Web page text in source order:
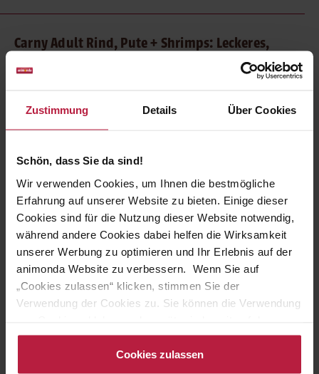
Zustimmung Details Über Cookies
Schön, dass Sie da sind!
Wir verwenden Cookies, um Ihnen die bestmögliche
Erfahrung auf unserer Website zu bieten. Einige dieser
Cookies sind für die Nutzung dieser Website notwendig,
während andere Cookies dabei helfen die Wirksamkeit
unserer Werbung zu optimieren und Ihr Erlebnis auf der
animonda Website zu verbessern. Wenn Sie auf
„Cookies zulassen“ klicken, stimmen Sie der
Verwendung der Cookies zu. Sie können die Verwendung
Datenschutzseiteändern/widerrufen oder auf das
Cookiebot-Logo am linken unteren Bildrand klicken. Mit
Klick auf „Cookies zulassen“ erteilen Sie Ihre Einwilligung
Cookies zulassen
Carny Adult Rind, Pute + Shrimps: Leckeres,
fleischig - frisches Katzenfutter
garantiert eine artgerechte Katzenernährung auf höchstem
bis 6 Jahren versorgtCarny Adult Rind, Pute + Shrimps
allen lebenswichtigen Nährstoffen.
Die schnelle, schonende Verarbeitung erhält Vitamine und
Nährstoffe, die 100% frischen Zutaten machen dieses
Feuchtfutter zu einer besonders leckeren Mahlzeit. Katzen
werden diesen Unterschied schmecken. Carny Adult Rind,
Pute + Shrimps
kommt ohne Getreide, Soja oder Zucker
aus.
Außerdem enthält das hochwertige Katzenfutter auch
das für Katzen lebensnotwendige Taurin.
Carny - Fleischig-frisch, wie Katzen es lieben!